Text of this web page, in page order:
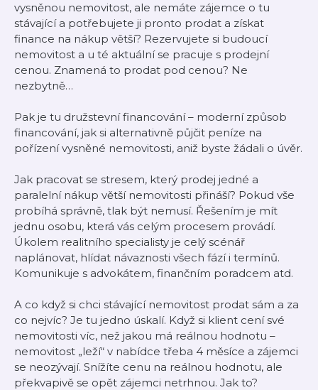
vysněnou nemovitost, ale nemáte zájemce o tu
stávající a potřebujete ji pronto prodat a získat
finance na nákup větší? Rezervujete si budoucí
nemovitost a u té aktuální se pracuje s prodejní
cenou. Znamená to prodat pod cenou? Ne
nezbytně…
Pak je tu družstevní financování – moderní způsob
financování, jak si alternativně půjčit peníze na
pořízení vysněné nemovitosti, aniž byste žádali o úvěr.
Jak pracovat se stresem, který prodej jedné a
paralelní nákup větší nemovitosti přináší? Pokud vše
probíhá správně, tlak být nemusí. Řešením je mít
jednu osobu, která vás celým procesem provádí.
Úkolem realitního specialisty je celý scénář
naplánovat, hlídat návaznosti všech fází i termínů.
Komunikuje s advokátem, finančním poradcem atd.
A co když si chci stávající nemovitost prodat sám a za
co nejvíc? Je tu jedno úskalí. Když si klient cení své
nemovitosti víc, než jakou má reálnou hodnotu –
nemovitost „leží“ v nabídce třeba 4 měsíce a zájemci
se neozývají. Snížíte cenu na reálnou hodnotu, ale
překvapivě se opět zájemci netrhnou. Jak to?